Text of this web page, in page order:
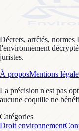
Décrets, arrêtés,
l'environnement
juristes.
À proposMentions
La précision n'est pas
aucune coquille ne
Catégories
Droit environnement